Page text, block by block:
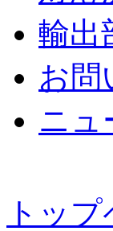
輸出
お問
ニュ
トッ